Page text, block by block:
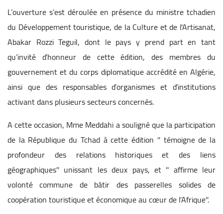
L’ouverture s’est déroulée en présence du ministre tchadien
du Développement touristique, de la Culture et de l'Artisanat,
Abakar Rozzi Teguil, dont le pays y prend part en tant
qu’invité d’honneur de cette édition, des membres du
gouvernement et du corps diplomatique accrédité en Algérie,
ainsi que des responsables d’organismes et d’institutions
activant dans plusieurs secteurs concernés.
A cette occasion, Mme Meddahi a souligné que la participation
de la République du Tchad à cette édition '' témoigne de la
profondeur des relations historiques et des liens
géographiques'' unissant les deux pays, et '' affirme leur
volonté commune de bâtir des passerelles solides de
coopération touristique et économique au cœur de l’Afrique''.